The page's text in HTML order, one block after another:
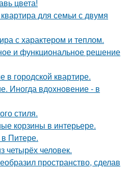
цвета!
для семьи с двумя
с характером и теплом.
и функциональное решение
в городской квартире.
Иногда вдохновение - в
стиля.
корзины в интерьере.
Питере.
четырёх человек.
пространство, сделав